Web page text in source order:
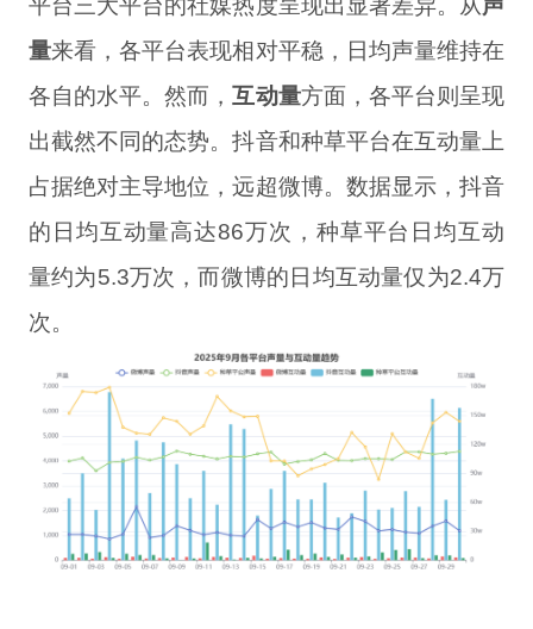
平台三大平台的社媒热度呈现出显著差异。从声
量来看，各平台表现相对平稳，日均声量维持在
各自的水平。然而，互动量方面，各平台则呈现
出截然不同的态势。抖音和种草平台在互动量上
占据绝对主导地位，远超微博。数据显示，抖音
的日均互动量高达86万次，种草平台日均互动
量约为5.3万次，而微博的日均互动量仅为2.4万
次。